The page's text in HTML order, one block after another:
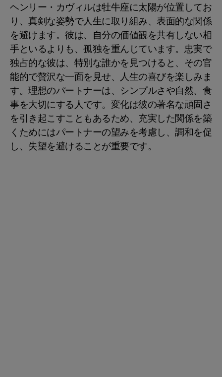
ヘンリー・カヴィルは牡牛座に太陽が位置してお
り、真剣な姿勢で人生に取り組み、表面的な関係
を避けます。彼は、自分の価値観を共有しない相
手といるよりも、孤独を重んじています。忠実で
独占的な彼は、特別な誰かを見つけると、その官
能的で贅沢な一面を見せ、人生の喜びを楽しみま
す。理想のパートナーは、シンプルさや自然、食
事を大切にする人です。変化は彼の著名な頑固さ
を引き起こすこともあるため、充実した関係を築
くためにはパートナーの望みを考慮し、調和を促
し、失望を避けることが重要です。